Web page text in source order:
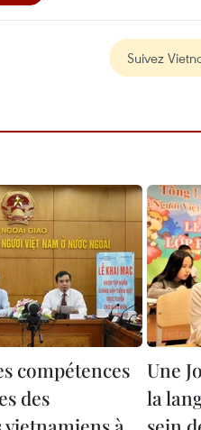
Suivez
compétences
des
Une
la